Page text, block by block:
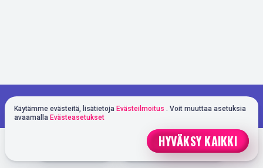
pelaaminen on paljon jännittävämpää
PELAA OIKEALLA RAHALLA
NOPEA TALLETUS
Käytämme evästeitä, lisätietoja Evästeilmoitus . Voit muuttaa asetuksia
avaamalla Evästeasetukset
HYVÄKSY KAIKKI